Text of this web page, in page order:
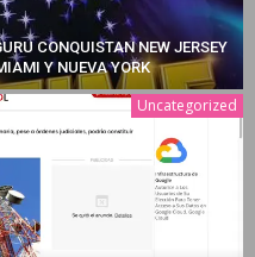
CONQUISTAN NEW JERSEY
Y NUEVA YORK
Uncategorized